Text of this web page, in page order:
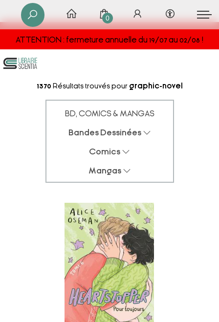
ATTENTION : fermeture annuelle du 19/07 au 02/08 !
0
1370 Résultats trouvés pour graphic-novel
BD, COMICS & MANGAS
Bandes Dessinées
Comics
Mangas